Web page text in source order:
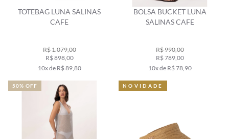
TOTEBAG LUNA SALINAS
CAFE
R$ 1.079,00
R$ 898,00
10x de R$ 89,80
BOLSA BUCKET LUNA
SALINAS CAFE
R$ 990,00
R$ 789,00
10x de R$ 78,90
50% OFF NOVIDADE